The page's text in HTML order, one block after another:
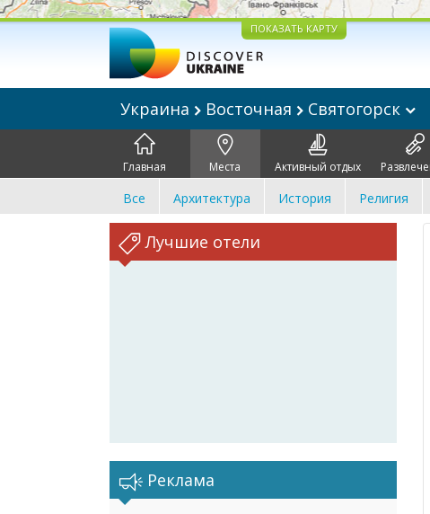
ПОКАЗАТЬ КАРТУ
Украина Восточная Святогорск
Главная Места Активный отдых
Все Архитектура История Религия
Лучшие отели
Реклама